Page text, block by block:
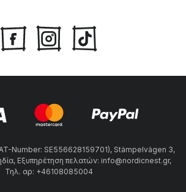
Number: SE556628159701), Stämpelvägen 3,
Εξυπηρέτηση πελατών: info@nordicnest.gr,
Τηλ. αρ: +46108085004